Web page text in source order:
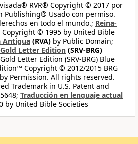
RVR® Copyright © 2017 por
Publishing® Usado con permiso.
en todo el mundo.; Reina-
Copyright © 1995 by United Bible
Antigua (RVA) by Public Domain;
Letter Edition (SRV-BRG)
Letter Edition (SRV-BRG) Blue
Copyright © 2012/2015 BRG
Permission. All rights reserved.
Trademark in U.S. Patent and
Traducción en lenguaje actual
by United Bible Societies